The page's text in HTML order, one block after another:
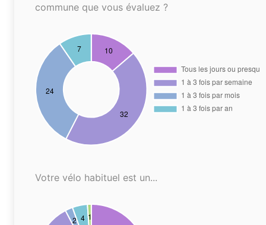
commune que vous évaluez ?
Votre vélo habituel est un...